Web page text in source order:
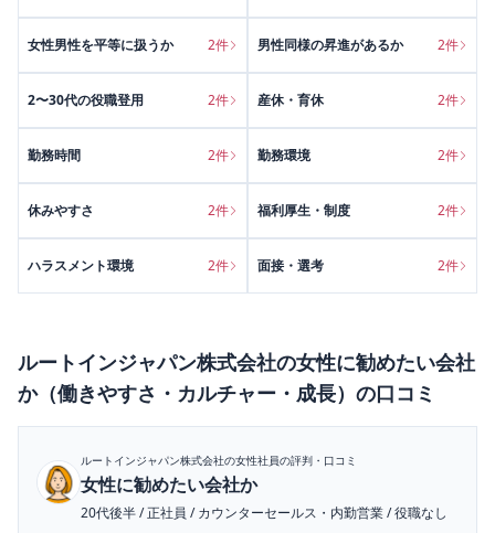
女性男性を平等に扱うか 2件 男性同様の昇進があるか 2件
2〜30代の役職登用 2件 産休・育休 2件
勤務時間 2件 勤務環境 2件
休みやすさ 2件 福利厚生・制度 2件
ハラスメント環境 2件 面接・選考 2件
ルートインジャパン株式会社の女性に勧めたい会社
か（働きやすさ・カルチャー・成長） の口コミ
ルートインジャパン株式会社の女性社員の評判・口コミ
女性に勧めたい会社か
20代後半/正社員 /カウンターセールス・内勤営業/役職なし